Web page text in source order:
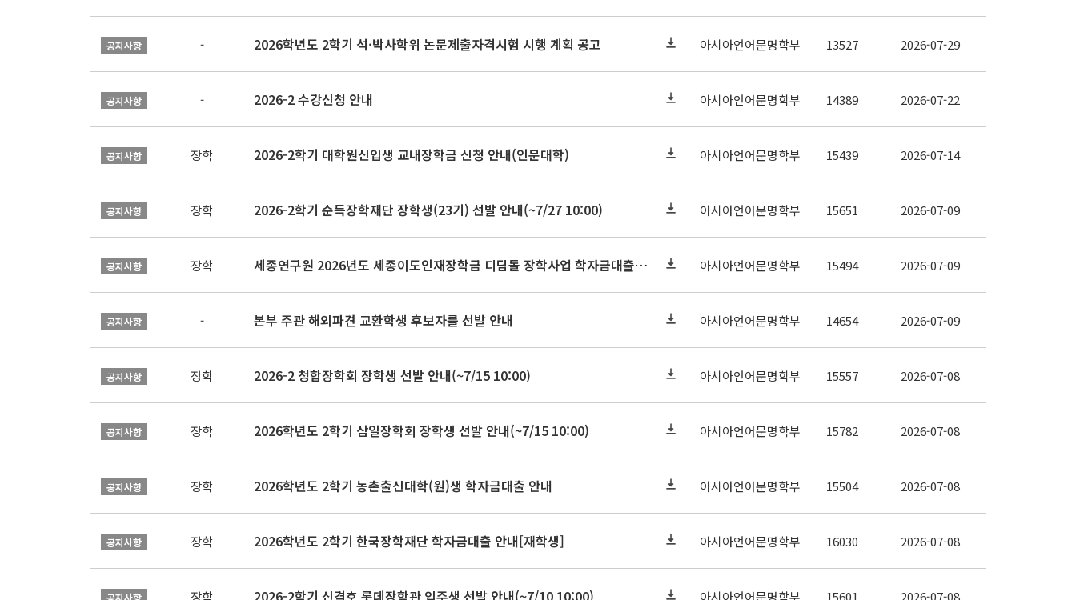
공지사항 - 2026학년도 2학기 석·박사학위 논문제출자격시험 시행 계획 공고 아시아언어문명학부 13527 2026-07-29
공지사항 - 2026-2 수강신청 안내 아시아언어문명학부 14389 2026-07-22
공지사항 장학 2026-2학기 대학원신입생 교내장학금 신청 안내(인문대학) 아시아언어문명학부 15439 2026-07-14
공지사항 장학 2026-2학기 순득장학재단 장학생(23기) 선발 안내(~7/27 10:00) 아시아언어문명학부 15651 2026-07-09
공지사항 장학 세종연구원 2026년도 세종이도인재장학금 디딤돌 장학사업 학자금대출 관련분야(원금상환, 이자지원) 신청 사업 안내 아시아언어문명학부 15494 2026-07-09
공지사항 - 본부 주관 해외파견 교환학생 후보자를 선발 안내 아시아언어문명학부 14654 2026-07-09
공지사항 장학 2026-2 청합장학회 장학생 선발 안내(~7/15 10:00) 아시아언어문명학부 15557 2026-07-08
공지사항 장학 2026학년도 2학기 삼일장학회 장학생 선발 안내(~7/15 10:00) 아시아언어문명학부 15782 2026-07-08
공지사항 장학 2026학년도 2학기 농촌출신대학(원)생 학자금대출 안내 아시아언어문명학부 15504 2026-07-08
공지사항 장학 2026학년도 2학기 한국장학재단 학자금대출 안내[재학생] 아시아언어문명학부 16030 2026-07-08